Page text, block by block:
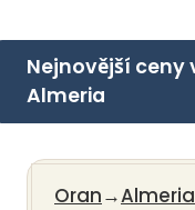
Nejnovější ceny
Almeria
Oran→Almeria